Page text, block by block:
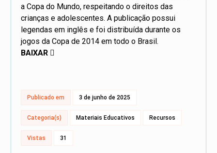
a Copa do Mundo, respeitando o direitos das
crianças e adolescentes. A publicação possui
legendas em inglês e foi distribuída durante os
jogos da Copa de 2014 em todo o Brasil.
BAIXAR
Publicado em 3 de junho de 2025
Categoria(s) Materiais Educativos Recursos
Vistas 31